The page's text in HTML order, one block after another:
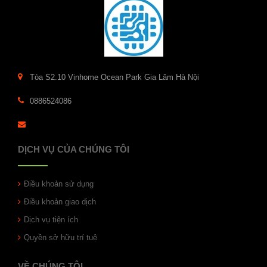
Tòa S2.10 Vinhome Ocean Park Gia Lâm Hà Nội
0886524086
DỊCH VỤ CỦA CHÚNG TÔI
Điều khoản sử dụng
Điều khoản giao dịch
Dịch vụ tiện ích
Quyền sở hữu trí tuệ